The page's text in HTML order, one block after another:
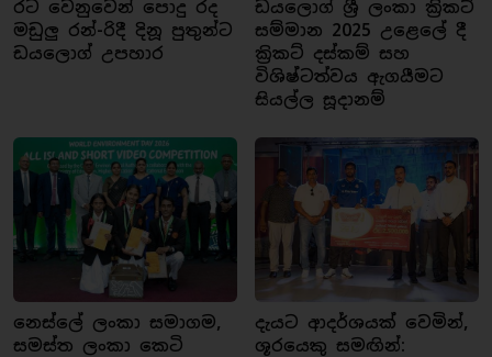
රට වෙනුවෙන් පොදු රද
මඩුලු රන්-රිදී දිනූ පුතුන්ට
ඩයලොග් උපහාර
ඩයලොග් ශ්‍රී ලංකා ක්‍රිකට්
සම්මාන 2025 උළෙලේ දී
ක්‍රිකට් දස්කම් සහ
විශිෂ්ටත්වය ඇගයීමට
සියල්ල සූදානම්
නෙස්ලේ ලංකා සමාගම,
සමස්ත ලංකා කෙටි
දැයට ආදර්ශයක් වෙමින්,
ශූරයෙකු සමඟින්: